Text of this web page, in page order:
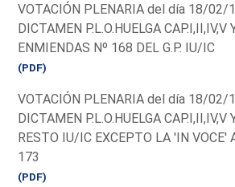
VOTACIÓN PLENARIA del día 18/02/
DICTAMEN P.L.O.HUELGA CAP.I,II,IV,V
ENMIENDAS Nº 168 DEL G.P. IU/IC
(PDF)
VOTACIÓN PLENARIA del día 18/02/
DICTAMEN P.L.O.HUELGA CAP.I,II,IV,V
RESTO IU/IC EXCEPTO LA 'IN VOCE'
173
(PDF)